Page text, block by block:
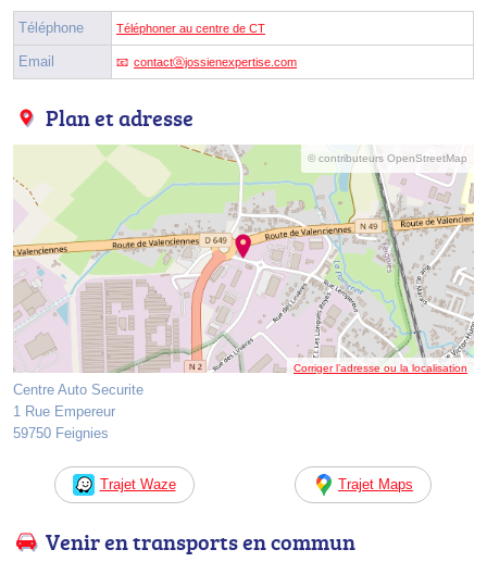
Téléphone Téléphoner au centre de CT
Email contactⓐjossienexpertise.com
Plan et adresse
© contributeurs OpenStreetMap
Corriger l’adresse ou la localisation
Centre Auto Securite
1 Rue Empereur
59750 Feignies
Trajet Waze Trajet Maps
Venir en transports en commun